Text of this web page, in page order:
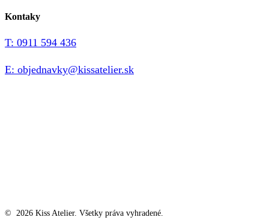
Kontaky
T: 0911 594 436
E: objednavky@kissatelier.sk
© 2026 Kiss Atelier. Všetky práva vyhradené.